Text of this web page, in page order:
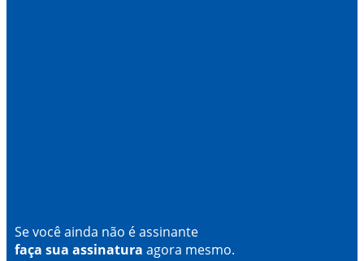
Se você ainda não é assinante
faça sua assinatura agora mesmo.